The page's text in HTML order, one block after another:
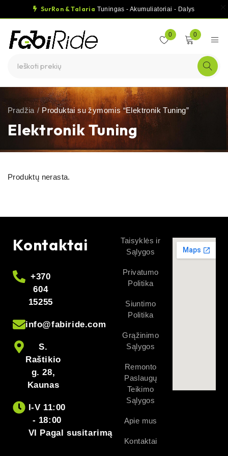
SurRon & Talaria Tuningas - Akumuliatoriai - Dalys
0 0
Elektronik Tuning
Pradžia / Produktai su žymomis “Elektronik Tuning”
Produktų nerasta.
Kontaktai
+370
604
15255
info@fabiride.com
S.
Raštikio
g. 28,
Kaunas
I-V 11:00
- 18:00
VI Pagal susitarimą
Taisyklės ir
Sąlygos
Privatumo
Politika
Siuntimo
Politika
Grąžinimo
Sąlygos
Remonto
Paslaugų
Teikimo
Sąlygos
Apie mus
Kontaktai